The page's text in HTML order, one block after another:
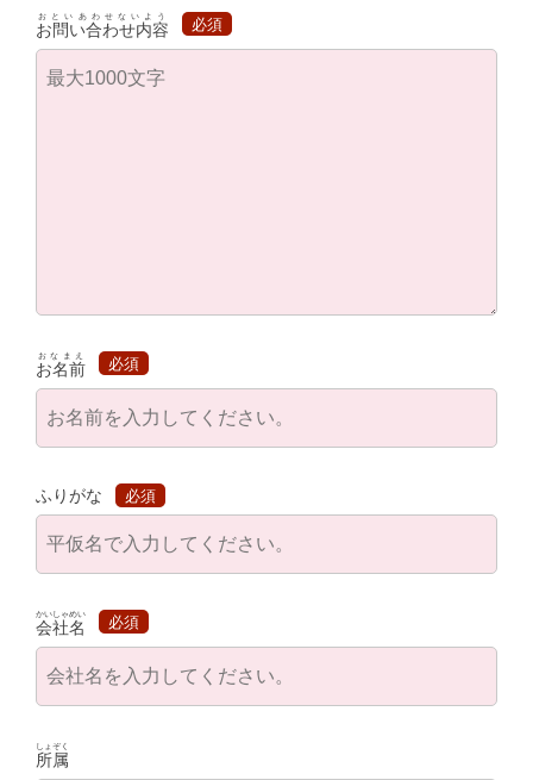
お問い合わせ内容
おといあわせないよう 必須
お名前
おなまえ 必須
ふりがな 必須
会社名
かいしゃめい 必須
所属
しょぞく